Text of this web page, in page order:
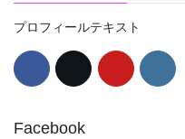
プロフィールテキスト
Facebook